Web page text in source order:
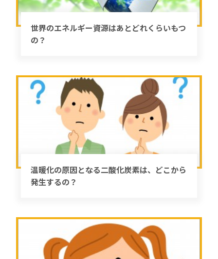
世界のエネルギー資源はあとどれくらいもつ
の？
温暖化の原因となる二酸化炭素は、どこから
発生するの？